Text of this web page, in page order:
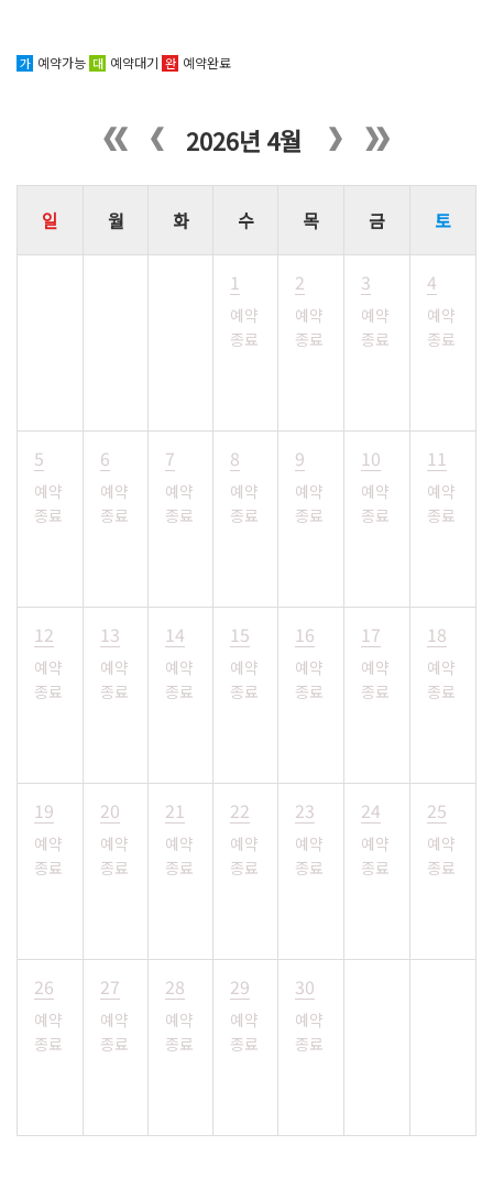
가 예약가능 대 예약대기 완 예약완료
2026년 4월
일 월 화 수 목 금 토
1
예약
종료
2
예약
종료
3
예약
종료
4
예약
종료
5
예약
종료
6
예약
종료
7
예약
종료
8
예약
종료
9
예약
종료
10
예약
종료
11
예약
종료
12
예약
종료
13
예약
종료
14
예약
종료
15
예약
종료
16
예약
종료
17
예약
종료
18
예약
종료
19
예약
종료
20
예약
종료
21
예약
종료
22
예약
종료
23
예약
종료
24
예약
종료
25
예약
종료
26
예약
종료
27
예약
종료
28
예약
종료
29
예약
종료
30
예약
종료